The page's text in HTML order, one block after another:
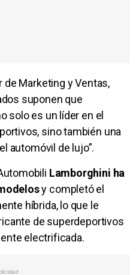
de Marketing y Ventas,
suponen que
solo es un líder en el
sino también una
automóvil de lujo”.
Lamborghini ha
y completó el
híbrida, lo que le
de superdeportivos
electrificada.